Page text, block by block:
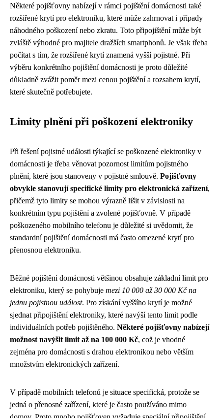
Některé pojišťovny nabízejí v rámci pojištění domácnosti také
rozšířené krytí pro elektroniku, které může zahrnovat i případy
náhodného poškození nebo zkratu. Toto připojištění může být
zvláště výhodné pro majitele dražších smartphonů. Je však třeba
počítat s tím, že rozšířené krytí znamená vyšší pojistné. Při
výběru konkrétního pojištění domácnosti je proto důležité
důkladně zvážit poměr mezi cenou pojištění a rozsahem krytí,
které skutečně potřebujete.
Limity plnění při poškození elektroniky
Při řešení pojistné události týkající se poškozené elektroniky v
domácnosti je třeba věnovat pozornost limitům pojistného
plnění, které jsou stanoveny v pojistné smlouvě. Pojišťovny
obvykle stanovují specifické limity pro elektronická zařízení,
přičemž tyto limity se mohou výrazně lišit v závislosti na
konkrétním typu pojištění a zvolené pojišťovně. V případě
poškozeného mobilního telefonu je důležité si uvědomit, že
standardní pojištění domácnosti má často omezené krytí pro
přenosnou elektroniku.
Běžné pojištění domácnosti většinou obsahuje základní limit pro
elektroniku, který se pohybuje mezi 10 000 až 30 000 Kč na
jednu pojistnou událost. Pro získání vyššího krytí je možné
sjednat připojištění elektroniky, které navýší tento limit podle
individuálních potřeb pojištěného. Některé pojišťovny nabízejí
možnost navýšit limit až na 100 000 Kč, což je vhodné
zejména pro domácnosti s drahou elektronikou nebo větším
množstvím elektronických zařízení.
V případě mobilních telefonů je situace specifická, protože se
jedná o přenosné zařízení, které je často používáno mimo